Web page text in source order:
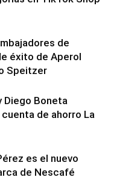
de
éxito de Aperol
Speitzer
Diego Boneta
de ahorro La
es el nuevo
de Nescafé